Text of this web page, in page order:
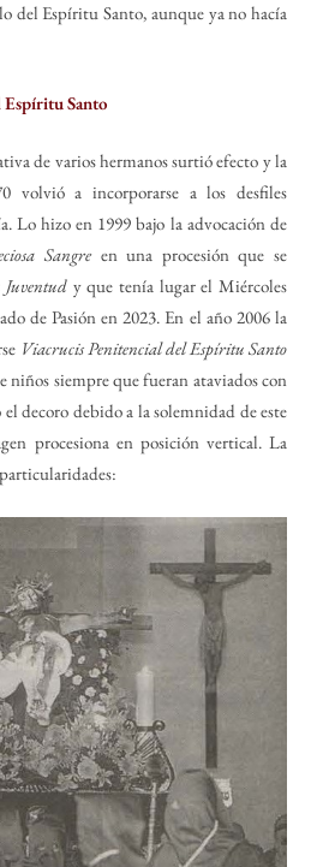
del Espíritu Santo, aunque ya no hacía
Espíritu Santo
de varios hermanos surtió efecto y la
volvió a incorporarse a los desfiles
Lo hizo en 1999 bajo la advocación de
Sangreen una procesión que se
y que tenía lugar el Miércoles
de Pasión en 2023. En el año 2006 la
Viacrucis Penitencial del Espíritu Santo
niños siempre que fueran ataviados con
decoro debido a la solemnidad de este
procesiona en posición vertical. La